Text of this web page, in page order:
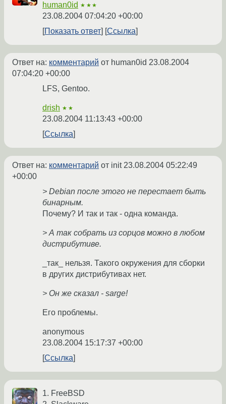
human0id ★★★
23.08.2004 07:04:20 +00:00
Показать ответ
Ссылка
Ответ на: комментарий от human0id 23.08.2004
07:04:20 +00:00
LFS, Gentoo.
drish ★★
23.08.2004 11:13:43 +00:00
Ссылка
Ответ на: комментарий от init23.08.2004 05:22:49
+00:00
> Debian после этого не перестает быть
бинарным.
Почему? И так и так - одна команда.
> А так собрать из сорцов можно в любом
дистрибутиве.
_так_ нельзя. Такого окружения для сборки
в других дистрибутивах нет.
> Он же сказал - sarge!
Его проблемы.
anonymous
23.08.2004 15:17:37 +00:00
Ссылка
1. FreeBSD